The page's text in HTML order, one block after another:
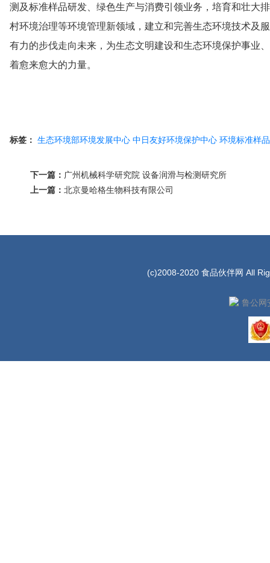
测及标准样品研发、绿色生产与消费引领业务，培育和壮大
村环境治理等环境管理新领域，建立和完善生态环境技术及
有力的步伐走向未来，为生态文明建设和生态环境保护事业
着愈来愈大的力量。
标签： 生态环境部环境发展中心 中日友好环境保护中心 环境标准样
下一篇： 广州机械科学研究院 设备润滑与检测研究所
上一篇： 北京曼哈格生物科技有限公司
(c)2008-2020 食品伙伴网 All
鲁公网